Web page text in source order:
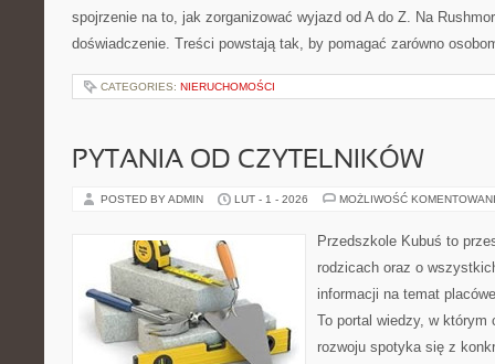
spojrzenie na to, jak zorganizować wyjazd od A do Z. Na
doświadczenie. Treści powstają tak, by pomagać zarówno
CATEGORIES: NIERUCHOMOŚCI
PYTANIA OD CZYTELNIKÓW
POSTED BY ADMIN LUT - 1 - 2026 MOŻLIWOŚĆ
Przedszkole Kubuś to
rodzicach oraz o
informacji na temat
To portal wiedzy, w którym
rozwoju spotyka się z